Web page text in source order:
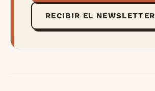
RECIBIR EL NEWSLETTER